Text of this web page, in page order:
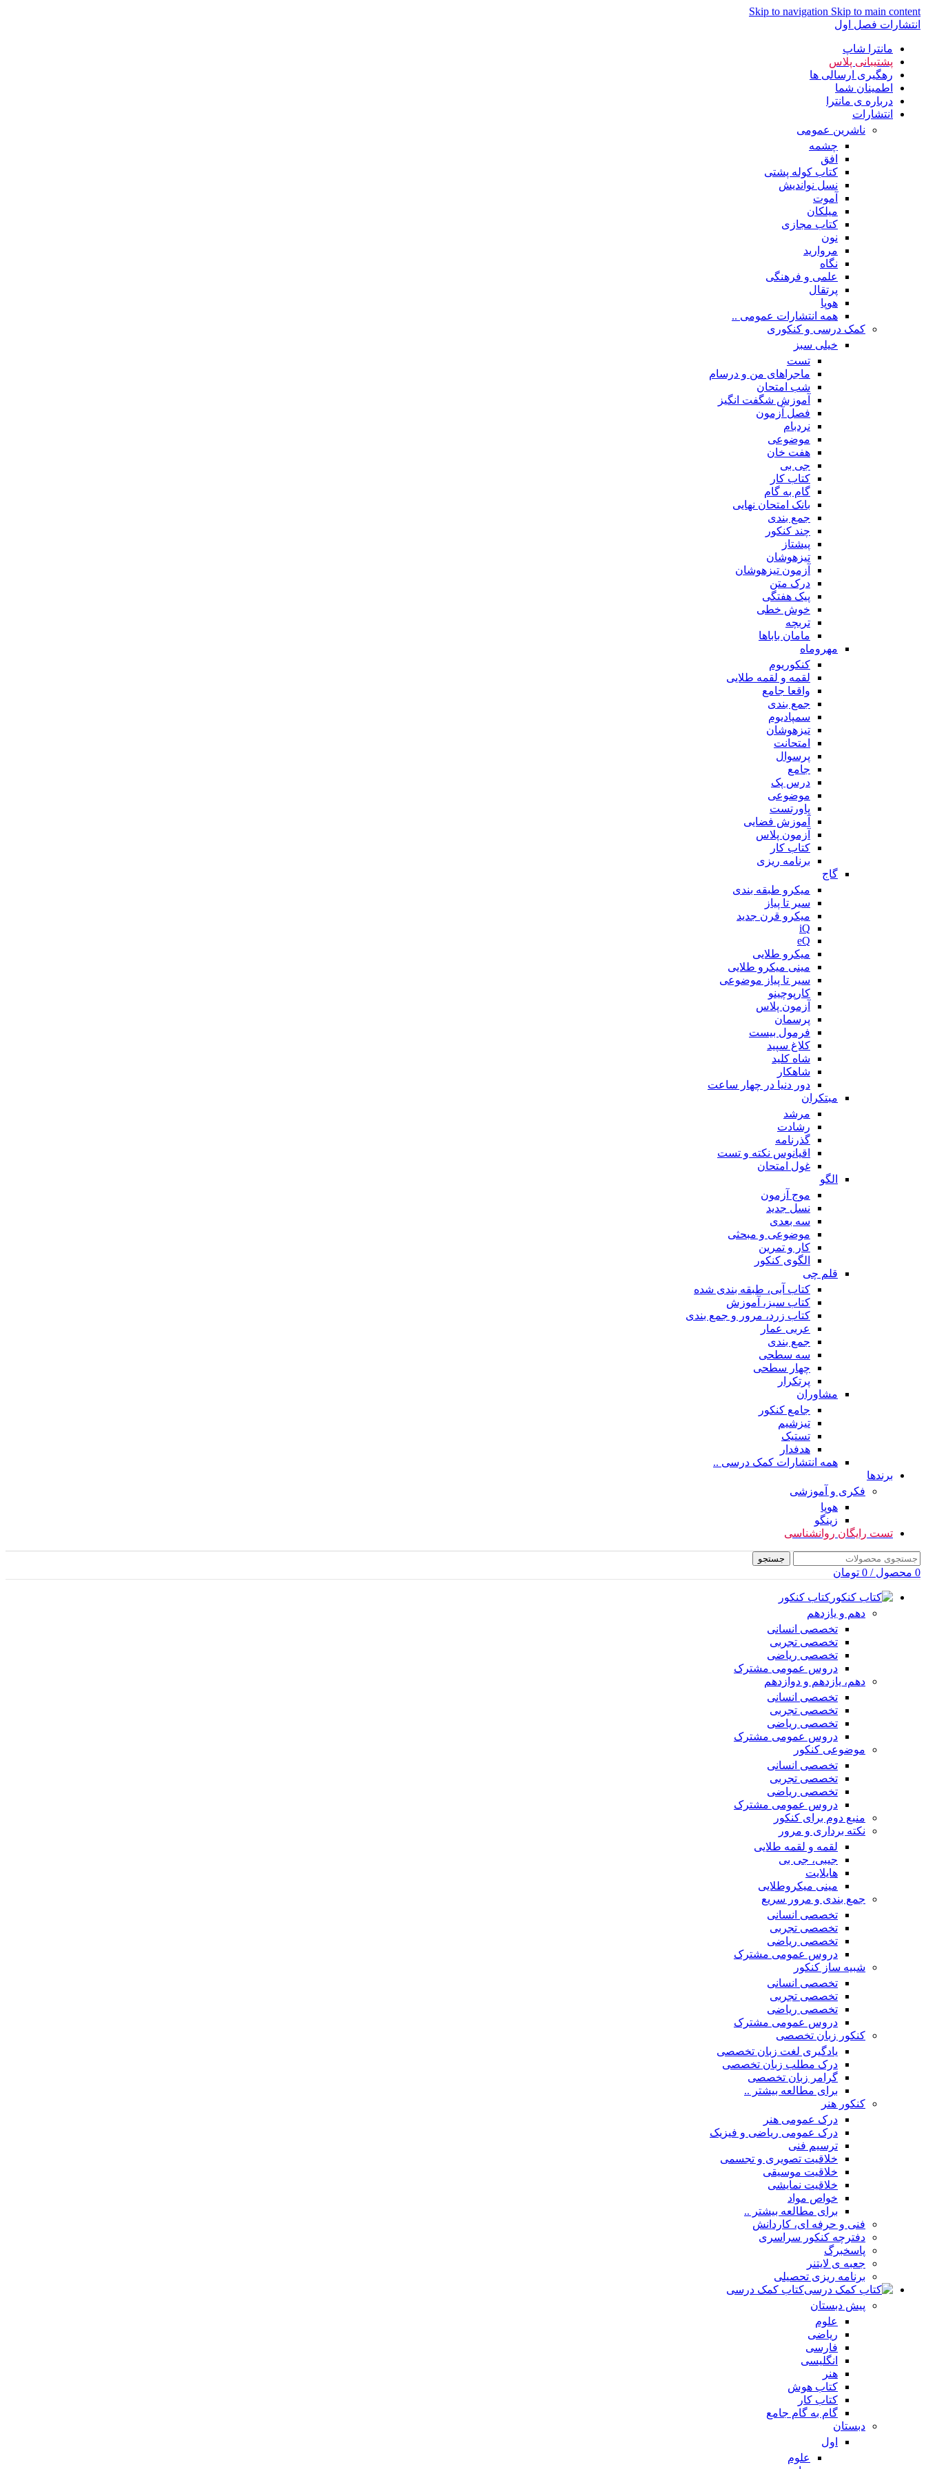
Skip to navigation Skip to main content
انتشارات فصل اول
مانترا شاپ
پشتیبانی پلاس
رهگیری ارسالی ها
اطمینان شما
درباره ی مانترا
انتشارات
ناشرین عمومی
چشمه
افق
کتاب کوله پشتی
نسل نواندیش
آموت
میلکان
کتاب مجازی
نون
مروارید
نگاه
علمی و فرهنگی
پرتقال
هوپا
همه انتشارات عمومی ..
کمک درسی و کنکوری
خیلی سبز
تست
ماجراهای من و درسام
شب امتحان
آموزش شگفت انگیز
فصل آزمون
نردبام
موضوعی
هفت خان
جی بی
کتاب کار
گام به گام
بانک امتحان نهایی
جمع بندی
چند کنکور
پیشتاز
تیزهوشان
آزمون تیزهوشان
درک متن
پیک هفتگی
خوش خطی
تربچه
مامان باباها
مهروماه
کنکوریوم
لقمه و لقمه طلایی
واقعا جامع
جمع بندی
سمپادیوم
تیزهوشان
امتحانت
پرسوال
جامع
درس پک
موضوعی
پاورتست
آموزش فضایی
آزمون پلاس
کتاب کار
برنامه ریزی
گاج
میکرو طبقه بندی
سیر تا پیاز
میکرو قرن جدید
iQ
eQ
میکرو طلایی
مینی میکرو طلایی
سیر تا پیاز موضوعی
کارپوچینو
آزمون پلاس
پرسمان
فرمول بیست
کلاغ سپید
شاه کلید
شاهکار
دور دنیا در چهار ساعت
مبتکران
مرشد
رشادت
گذرنامه
اقیانوس نکته و تست
غول امتحان
الگو
موج آزمون
نسل جدید
سه بعدی
موضوعی و مبحثی
کار و تمرین
الگوی کنکور
قلم چی
کتاب آبی، طبقه بندی شده
کتاب سبز، آموزش
کتاب زرد، مرور و جمع بندی
عربی عمار
جمع بندی
سه سطحی
چهار سطحی
پرتکرار
مشاوران
جامع کنکور
تیزشیم
تستیک
هدفدار
همه انتشارات کمک درسی ..
برندها
فکری و آموزشی
هوپا
زینگو
تست رایگان روانشناسی
جستجو
0 محصول /
0 تومان
کتاب کنکور
دهم و یازدهم
تخصصی انسانی
تخصصی تجربی
تخصصی ریاضی
دروس عمومی مشترک
دهم، یازدهم و دوازدهم
تخصصی انسانی
تخصصی تجربی
تخصصی ریاضی
دروس عمومی مشترک
موضوعی کنکور
تخصصی انسانی
تخصصی تجربی
تخصصی ریاضی
دروس عمومی مشترک
منبع دوم برای کنکور
نکته برداری و مرور
لقمه و لقمه طلایی
جیبی، جی بی
هایلایت
مینی میکروطلایی
جمع بندی و مرور سریع
تخصصی انسانی
تخصصی تجربی
تخصصی ریاضی
دروس عمومی مشترک
شبیه ساز کنکور
تخصصی انسانی
تخصصی تجربی
تخصصی ریاضی
دروس عمومی مشترک
کنکور زبان تخصصی
یادگیری لغت زبان تخصصی
درک مطلب زبان تخصصی
گرامر زبان تخصصی
برای مطالعه بیشتر ..
کنکور هنر
درک عمومی هنر
درک عمومی ریاضی و فیزیک
ترسیم فنی
خلاقیت تصویری و تجسمی
خلاقیت موسیقی
خلاقیت نمایشی
خواص مواد
برای مطالعه بیشتر ..
فنی و حرفه ای، کاردانش
دفترچه کنکور سراسری
پاسخبرگ
جعبه ی لایتنر
برنامه ریزی تحصیلی
کتاب کمک درسی
پیش دبستان
علوم
ریاضی
فارسی
انگلیسی
هنر
کتاب هوش
کتاب کار
گام به گام جامع
دبستان
اول
علوم